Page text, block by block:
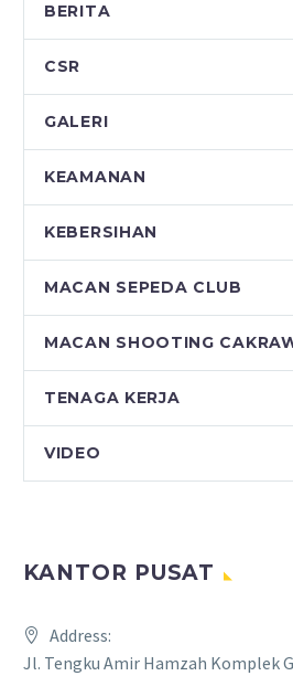
BERITA
CSR
GALERI
KEAMANAN
KEBERSIHAN
MACAN SEPEDA CLUB
MACAN SHOOTING
TENAGA KERJA
VIDEO
KANTOR PUSAT
Address:
Jl. Tengku Amir Hamzah Komplek